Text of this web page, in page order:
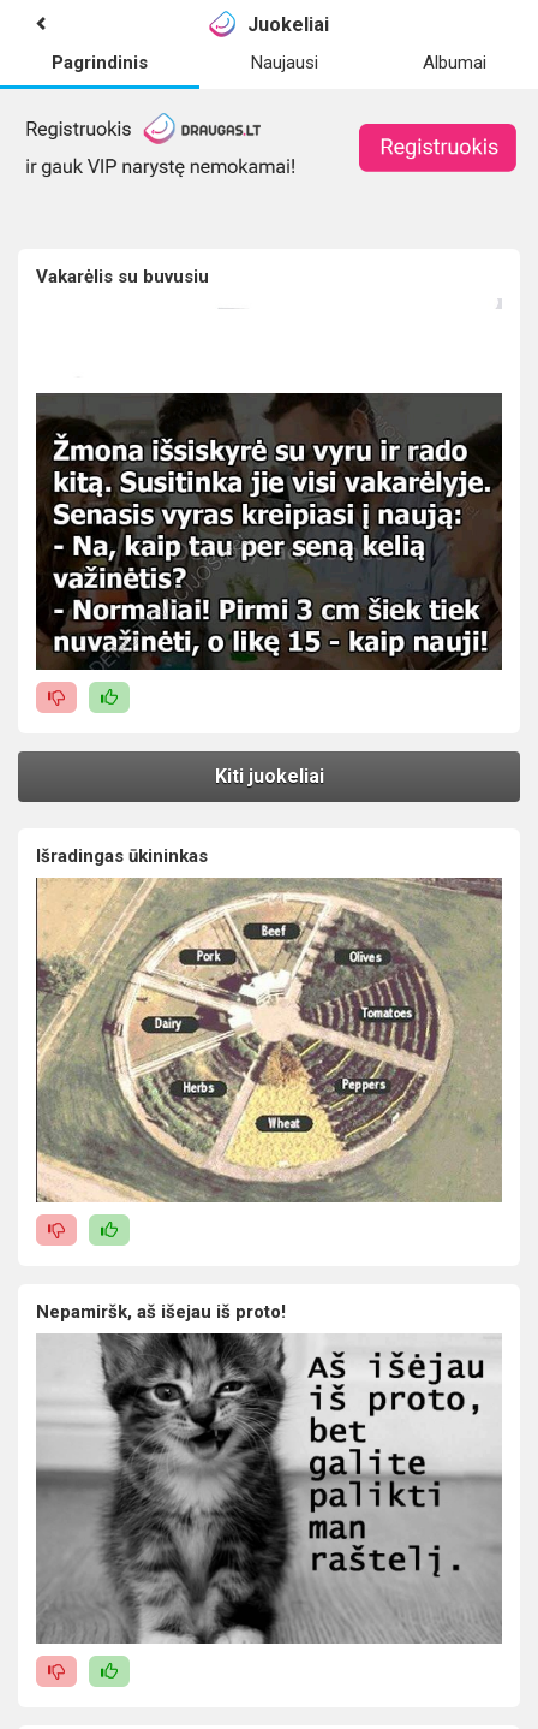
Juokeliai
Pagrindinis Naujausi Albumai
Vakarėlis su buvusiu
Kiti juokeliai
Išradingas ūkininkas
Nepamiršk, aš išejau iš proto!